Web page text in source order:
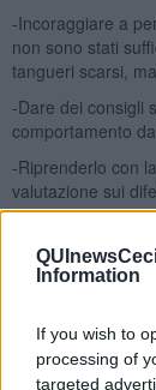
Information
If you wish to
processing of
targeted
-Incoraggiare a
non sono stati
tangueri scarsi,
-Dare dei consigli
comportamento
-Riprenderlo con
valutazione sui
principiante al
l’assistito,
Visto come
credo ahimè, che
in tempi brevi e